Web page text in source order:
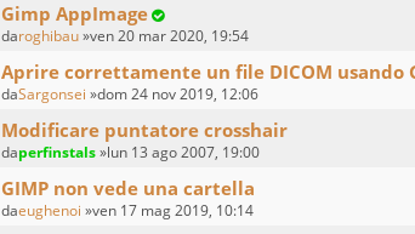
Gimp AppImage
daroghibau»ven 20 mar 2020, 19:54
Aprire correttamente un file DICOM usando
daSargonsei »dom 24 nov 2019, 12:06
Modificare puntatore crosshair
daperfinstals»lun 13 ago 2007, 19:00
GIMP non vede una cartella
daeughenoi »ven 17 mag 2019, 10:14